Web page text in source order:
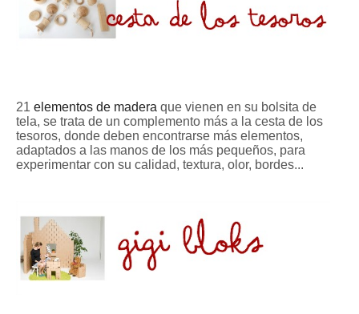
21 elementos de madera que vienen en su bolsita de
tela, se trata de un complemento más a la cesta de los
tesoros, donde deben encontrarse más elementos,
adaptados a las manos de los más pequeños, para
experimentar con su calidad, textura, olor, bordes...